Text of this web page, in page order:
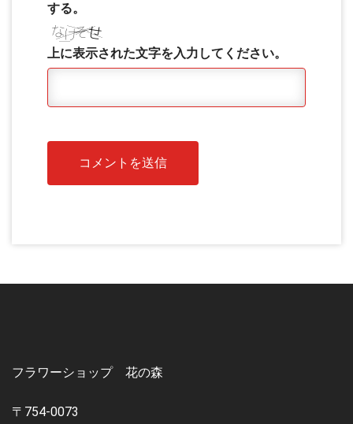
する。
上に表示された文字を入力してください。
フラワーショップ 花の森
〒754-0073